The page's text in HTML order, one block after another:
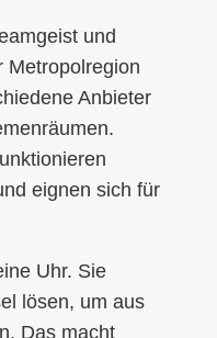
und
Metropolregion
Anbieter
eignen sich für
Uhr. Sie
lösen, um aus
Das macht